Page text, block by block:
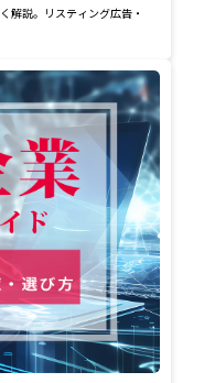
解説。リスティング広告・